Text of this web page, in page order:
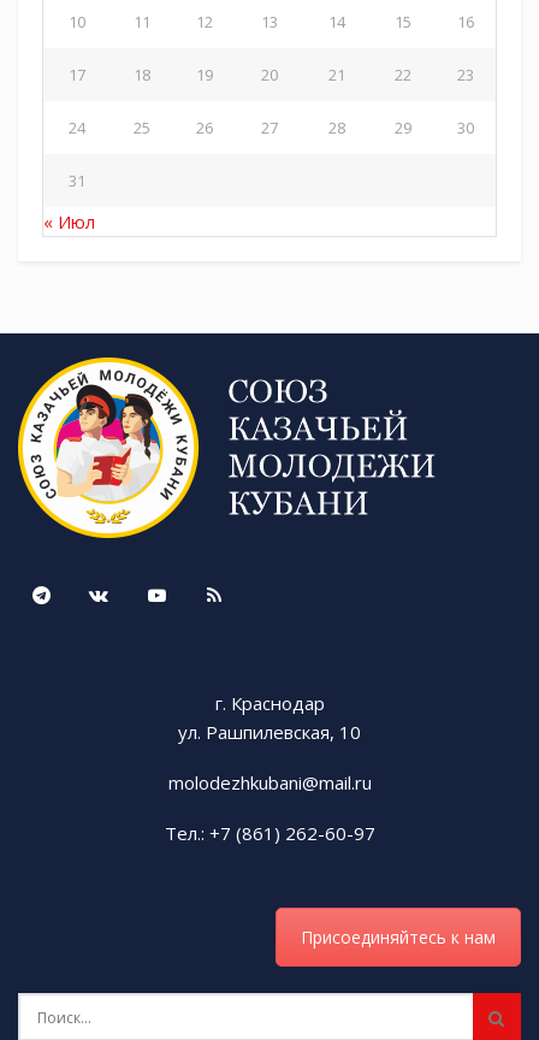
10 11 12 13 14 15 16
17 18 19 20 21 22 23
24 25 26 27 28 29 30
31
« Июл
г. Краснодар
ул. Рашпилевская, 10
molodezhkubani@mail.ru
Тел.: +7 (861) 262-60-97
Присоединяйтесь к нам